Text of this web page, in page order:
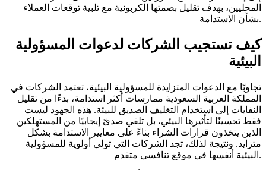
المحليين، بهدف تقليل بصمتها الكربونية مع تلبية توقعات العملاء
بشأن الاستدامة.
كيف تستجيب الشركات لدعوات المسؤولية
البيئية
تجاوبًا مع الدعوات المتزايدة للمسؤولية البيئية، تعتمد الشركات في
المملكة العربية السعودية ممارسات أكثر استدامة، بدءًا من تقليل
النفايات إلى استخدام التغليف الصديق للبيئة. هذه الجهود ليست
فقط تحسينًا لتأثيرها البيئي، بل تلقي صدىً إيجابيًا من المستهلكين
الذين يتخذون قرارات الشراء بناءً على معايير الاستدامة بشكل
متزايد. ونتيجة لذلك، تجد الشركات التي تولي أولوية للمسؤولية
البيئية أنفسها في موقع تنافسي متقدم.